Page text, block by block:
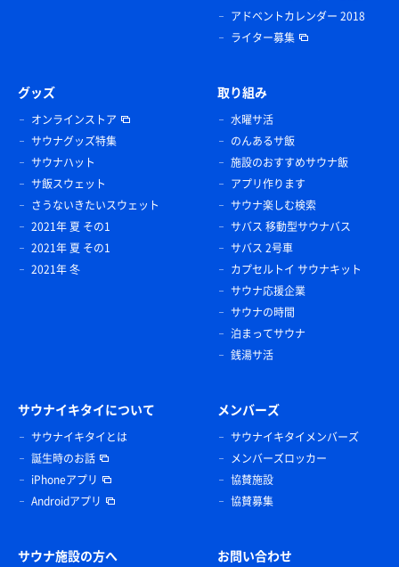
アドベントカレンダー 2018
ライター募集
グッズ
オンラインストア
サウナグッズ特集
サウナハット
サ飯スウェット
さうないきたいスウェット
2021年 夏 その1
2021年 夏 その1
2021年 冬
取り組み
水曜サ活
のんあるサ飯
施設のおすすめサウナ飯
アプリ作ります
サウナ楽しむ検索
サバス 移動型サウナバス
サバス 2号車
カプセルトイ サウナキット
サウナ応援企業
サウナの時間
泊まってサウナ
銭湯サ活
サウナイキタイについて
サウナイキタイとは
誕生時のお話
iPhoneアプリ
Androidアプリ
メンバーズ
サウナイキタイメンバーズ
メンバーズロッカー
協賛施設
協賛募集
サウナ施設の方へ お問い合わせ